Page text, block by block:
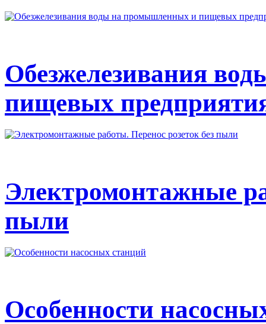
Обезжелезивания
пищевых
Электромонтажные
пыли
Особенности